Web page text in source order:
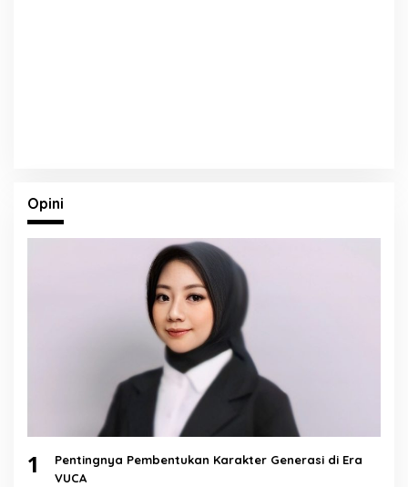
Opini
1
Pentingnya Pembentukan Karakter Generasi di Era
VUCA